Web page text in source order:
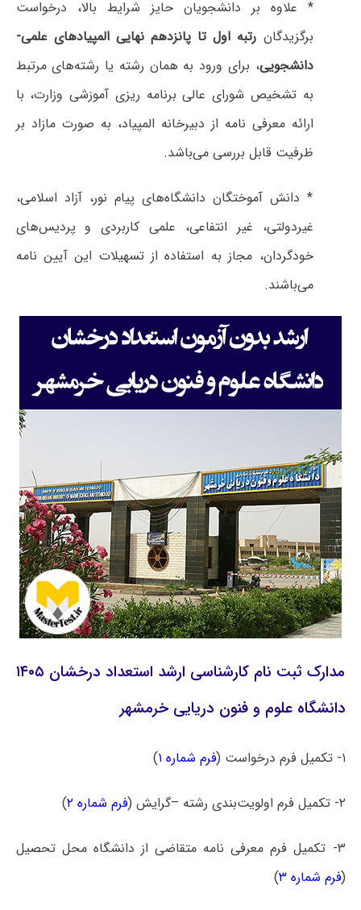
* علاوه بر دانشجویان حایز شرایط بالا، درخواست
برگزیدگان رتبه اول تا پانزدهم نهایی المپیادهای علمی-
دانشجویی، برای ورود به همان رشته یا رشته‌های مرتبط
به تشخیص شورای عالی برنامه ریزی آموزشی وزارت، با
ارائه معرفی نامه از دبیرخانه المپیاد، به صورت مازاد بر
ظرفیت قابل بررسی می‌باشد.
* دانش آموختگان دانشگاه‌های پیام نور، آزاد اسلامی،
غیردولتی، غیر انتفاعی، علمی کاربردی و پردیس‌های
خودگردان، مجاز به استفاده از تسهیلات این آیین نامه
می‌باشند.
مدارک ثبت نام کارشناسی ارشد استعداد درخشان ۱۴۰۵
دانشگاه علوم و فنون دریایی خرمشهر
۱- تکمیل فرم درخواست ( فرم شماره ۱ )
۲- تکمیل فرم اولویت‌بندی رشته –گرایش ( فرم شماره ۲ )
۳- تکمیل فرم معرفی نامه متقاضی از دانشگاه محل تحصیل
(فرم شماره ۳ )